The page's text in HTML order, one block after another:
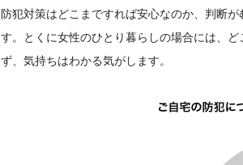
防犯対策はどこまですれば安心なのか、判断
す。とくに女性のひとり暮らしの場合には、
ず、気持ちはわかる気がします。